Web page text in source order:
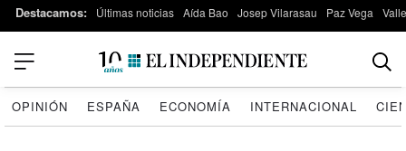
Destacamos: Últimas noticias Aída Bao Josep Vilarasau Paz Vega
OPINIÓN ESPAÑA ECONOMÍA INTERNACIONAL